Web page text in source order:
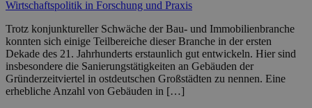
Wirtschaftspolitik in Forschung und Praxis
Trotz konjunktureller Schwäche der Bau- und Immobilienbranche
konnten sich einige Teilbereiche dieser Branche in der ersten
Dekade des 21. Jahrhunderts erstaunlich gut entwickeln. Hier sind
insbesondere die Sanierungstätigkeiten an Gebäuden der
Gründerzeitviertel in ostdeutschen Großstädten zu nennen. Eine
erhebliche Anzahl von Gebäuden in […]